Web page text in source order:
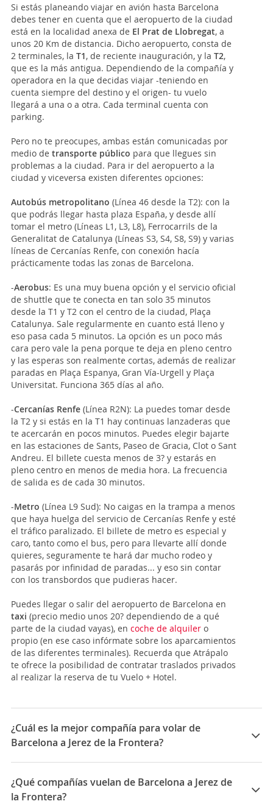
Si estás planeando viajar en avión hasta Barcelona
debes tener en cuenta que el aeropuerto de la ciudad
está en la localidad anexa de El Prat de Llobregat, a
unos 20 Km de distancia. Dicho aeropuerto, consta de
2 terminales, la T1, de reciente inauguración, y la T2,
que es la más antigua. Dependiendo de la compañía y
operadora en la que decidas viajar -teniendo en
cuenta siempre del destino y el origen- tu vuelo
llegará a una o a otra. Cada terminal cuenta con
parking.
Pero no te preocupes, ambas están comunicadas por
medio de transporte público para que llegues sin
problemas a la ciudad. Para ir del aeropuerto a la
ciudad y viceversa existen diferentes opciones:
Autobús metropolitano (Línea 46 desde la T2): con la
que podrás llegar hasta plaza España, y desde allí
tomar el metro (Líneas L1, L3, L8), Ferrocarrils de la
Generalitat de Catalunya (Líneas S3, S4, S8, S9) y varias
líneas de Cercanías Renfe, con conexión hacía
prácticamente todas las zonas de Barcelona.
-Aerobus: Es una muy buena opción y el servicio oficial
de shuttle que te conecta en tan solo 35 minutos
desde la T1 y T2 con el centro de la ciudad, Plaça
Catalunya. Sale regularmente en cuanto está lleno y
eso pasa cada 5 minutos. La opción es un poco más
cara pero vale la pena porque te deja en pleno centro
y las esperas son realmente cortas, además de realizar
paradas en Plaça Espanya, Gran Vía-Urgell y Plaça
Universitat. Funciona 365 días al año.
-Cercanías Renfe (Línea R2N): La puedes tomar desde
la T2 y si estás en la T1 hay continuas lanzaderas que
te acercarán en pocos minutos. Puedes elegir bajarte
en las estaciones de Sants, Paseo de Gracia, Clot o Sant
Andreu. El billete cuesta menos de 3? y estarás en
pleno centro en menos de media hora. La frecuencia
de salida es de cada 30 minutos.
-Metro (Línea L9 Sud): No caigas en la trampa a menos
que haya huelga del servicio de Cercanías Renfe y esté
el tráfico paralizado. El billete de metro es especial y
caro, tanto como el bus, pero para llevarte allí donde
quieres, seguramente te hará dar mucho rodeo y
pasarás por infinidad de paradas... y eso sin contar
con los transbordos que pudieras hacer.
Puedes llegar o salir del aeropuerto de Barcelona en
taxi (precio medio unos 20? dependiendo de a qué
parte de la ciudad vayas), en coche de alquiler o
propio (en ese caso infórmate sobre los aparcamientos
de las diferentes terminales). Recuerda que Atrápalo
te ofrece la posibilidad de contratar traslados privados
al realizar la reserva de tu Vuelo + Hotel.
¿Cuál es la mejor compañía para volar de
Barcelona a Jerez de la Frontera?
Las mejores compañías para viajar entre Barcelona y
Jerez de la Frontera son: Ryanair, Vueling
¿Qué compañías vuelan de Barcelona a Jerez de
la Frontera?